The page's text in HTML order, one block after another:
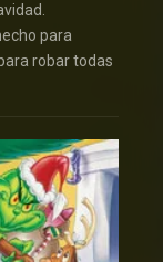
para
robar todas